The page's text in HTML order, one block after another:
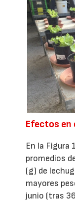
Efectos en
En la Figura
promedios
(g) de
mayores
junio (tras